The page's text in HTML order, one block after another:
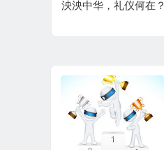
泱泱中华，礼仪何在？